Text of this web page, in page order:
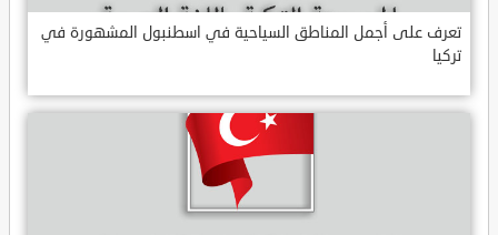
تعرف على أجمل المناطق السياحية في اسطنبول المشهورة في
تركيا